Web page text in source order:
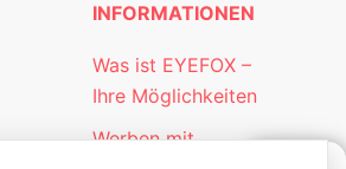
INFORMATIONEN
Was ist EYEFOX –
Ihre Möglichkeiten
Werben mit